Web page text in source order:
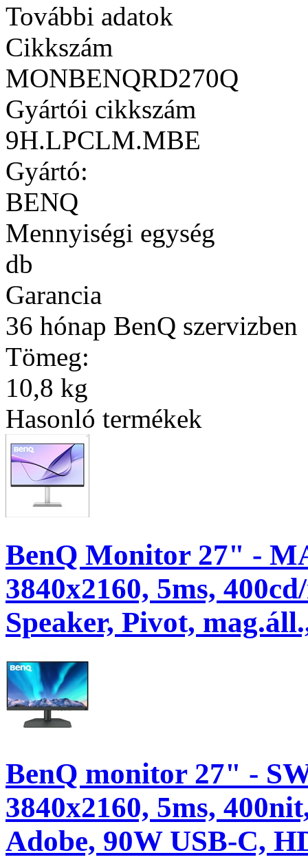
További adatok
Cikkszám
MONBENQRD270Q
Gyártói cikkszám
9H.LPCLM.MBE
Gyártó:
BENQ
Mennyiségi egység
db
Garancia
36 hónap BenQ szervizben
Tömeg:
10,8 kg
Hasonló termékek
BenQ Monitor 27" -
3840x2160, 5ms,
Speaker, Pivot,
BenQ monitor 27" -
3840x2160, 5ms,
Adobe, 90W USB-C,